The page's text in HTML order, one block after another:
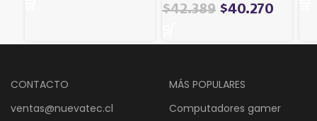
El
original
$50.867.
$42.389El
actual
$42.389.
$40.270
CONTACTO
ventas@nuevatec.cl
MÁS POPULARES
Computadores gamer